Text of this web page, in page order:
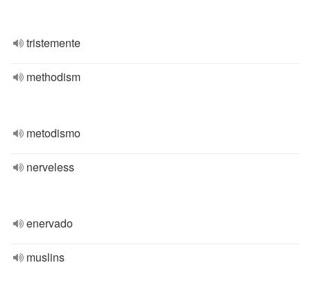
tristemente
methodism
metodismo
nerveless
enervado
muslins